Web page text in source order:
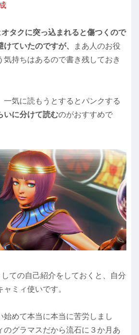
オタクに突っ込まれると傷つくので
ていたのですが、
まあ人のお役
気持ちはあるので書き残しておき
一気に読もうとするとパンクする
いに分けて読むのがおすすめで
ての自己紹介をしておくと、自分
ミィ使いです。
始めて本当に本当に苦労しまし
のグラマスだから流石に３か月あ